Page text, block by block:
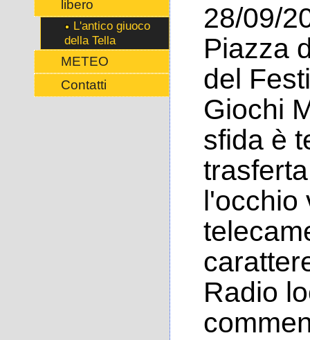
libero
L'antico giuoco
della Tella
METEO
Contatti
28/09/
Piazza
del
Giochi
sfida è
Radio